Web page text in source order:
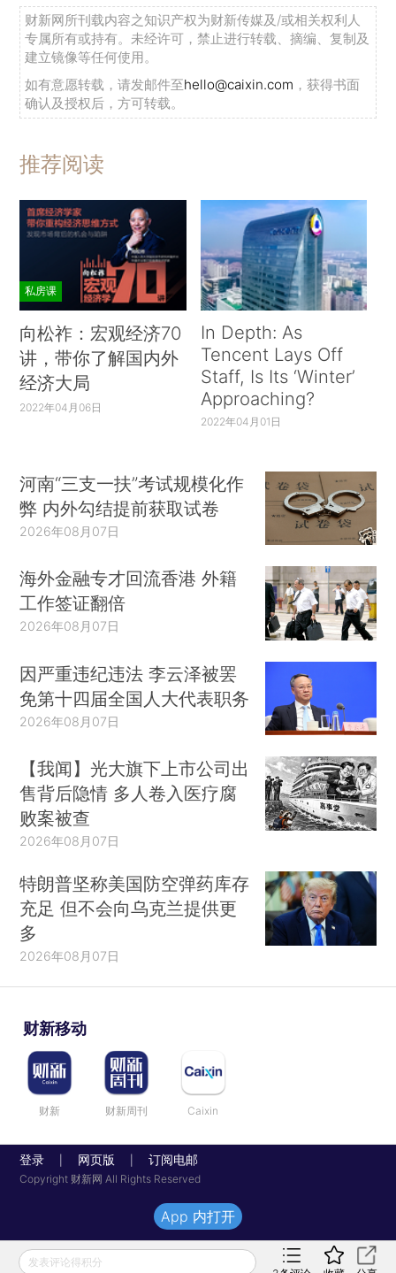
财新网所刊载内容之知识产权为财新传媒及/或相关权利人
专属所有或持有。未经许可，禁止进行转载、摘编、复制及
建立镜像等任何使用。
如有意愿转载，请发邮件至hello@caixin.com ，获得书面
确认及授权后，方可转载。
推荐阅读
私房课
向松祚：宏观经济70
讲，带你了解国内外
经济大局
2022年04月06日
In Depth: As
Tencent Lays Off
Staff, Is Its ‘Winter’
Approaching?
2022年04月01日
河南“三支一扶”考试规模化作
弊 内外勾结提前获取试卷
2026年08月07日
海外金融专才回流香港 外籍
工作签证翻倍
2026年08月07日
因严重违纪违法 李云泽被罢
免第十四届全国人大代表职务
2026年08月07日
【我闻】光大旗下上市公司出
售背后隐情 多人卷入医疗腐
败案被查
2026年08月07日
特朗普坚称美国防空弹药库存
充足 但不会向乌克兰提供更
多
2026年08月07日
财新移动
财新 财新周刊 Caixin
登录 网页版 订阅电邮
Copyright 财新网 All Rights Reserved
发表评论得积分
App 内打开